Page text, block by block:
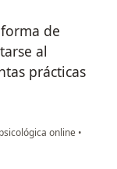
de
al
prácticas
online •